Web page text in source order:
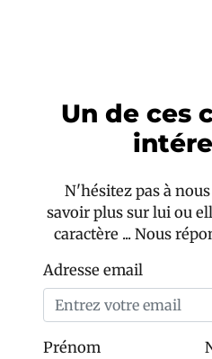
Un de ces
N'hésitez pas à
savoir plus sur lui ou
caractère ... Nous
Adresse email
Prénom